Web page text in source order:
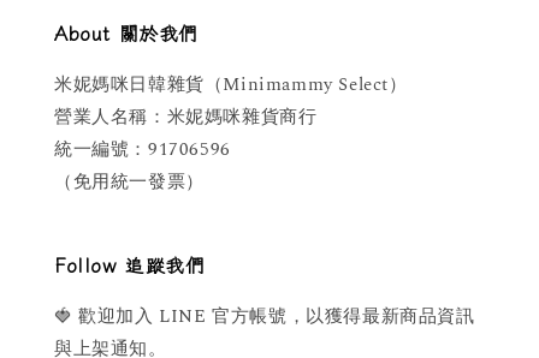
About 關於我們
米妮媽咪日韓雜貨（Minimammy Select）
營業人名稱：米妮媽咪雜貨商行
統一編號：91706596
（免用統一發票）
Follow 追蹤我們
🍓 歡迎加入 LINE 官方帳號，以獲得最新商品資訊
與上架通知。